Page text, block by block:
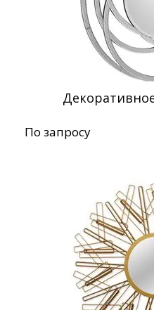
По запросу